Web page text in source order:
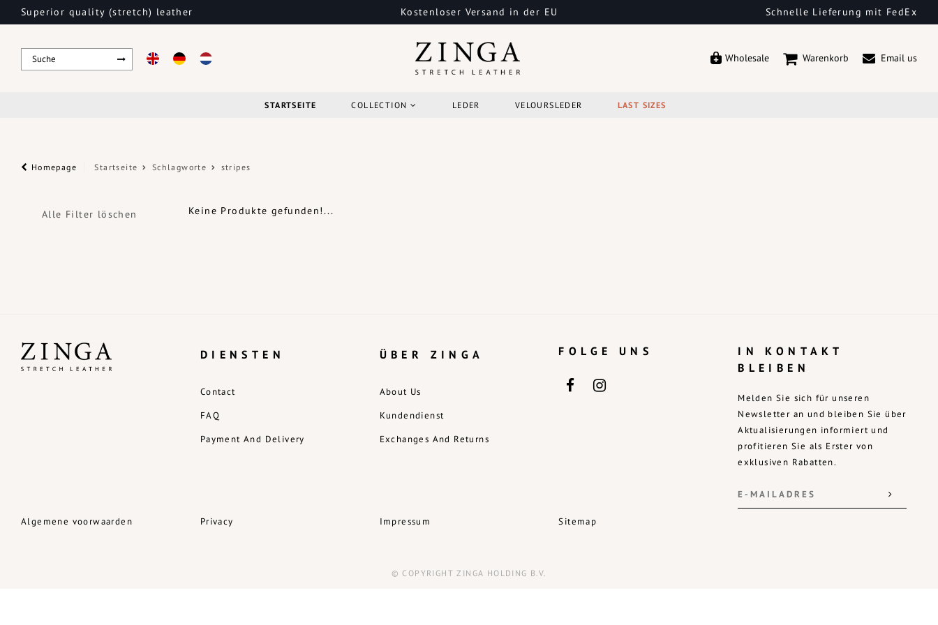
Superior quality (stretch) leather Kostenloser Versand in der EU Schnelle Lieferung mit FedEx
Wholesale Warenkorb Email us
STARTSEITE COLLECTION LEDER VELOURSLEDER LAST SIZES
Homepage Startseite Schlagworte stripes
Alle Filter löschen Keine Produkte gefunden!...
Algemene voorwaarden
DIENSTEN
Contact
FAQ
Payment And Delivery
Privacy
ÜBER ZINGA
About Us
Kundendienst
Exchanges And Returns
Impressum
FOLGE UNS
Sitemap
IN KONTAKT
BLEIBEN
Melden Sie sich für unseren
Newsletter an und bleiben Sie über
Aktualisierungen informiert und
profitieren Sie als Erster von
exklusiven Rabatten.
© COPYRIGHT ZINGA HOLDING B.V.